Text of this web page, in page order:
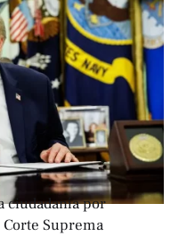
ciudadanía por
Suprema